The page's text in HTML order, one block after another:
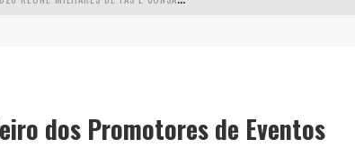
dos Promotores de Eventos